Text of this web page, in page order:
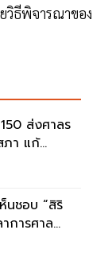
ธีพิจารณาของ
ส่งศาลร
ภา แก้
นชอบ “สิริ
การศาล